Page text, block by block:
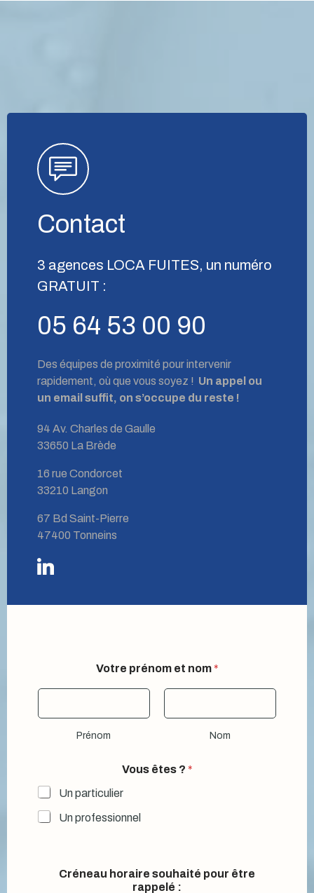
Contact
3 agences LOCA FUITES, un numéro
GRATUIT :
05 64 53 00 90
Des équipes de proximité pour intervenir
rapidement, où que vous soyez ! Un appel ou
un email suffit, on s’occupe du reste !
94 Av. Charles de Gaulle
33650 La Brède
16 rue Condorcet
33210 Langon
67 Bd Saint-Pierre
47400 Tonneins
Votre prénom et nom *
Prénom Nom
Vous êtes ? *
Un particulier
Un professionnel
Créneau horaire souhaité pour être
rappelé :